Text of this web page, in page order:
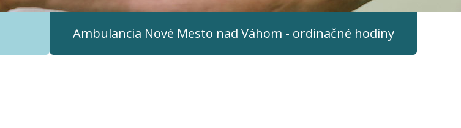
Ambulancia Nové Mesto nad Váhom - ordinačné hodiny